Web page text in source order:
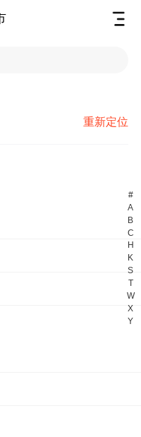
重新定位
#
A
B
C
H
K
S
T
W
X
Y